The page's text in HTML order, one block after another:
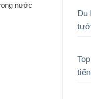
nước
Du